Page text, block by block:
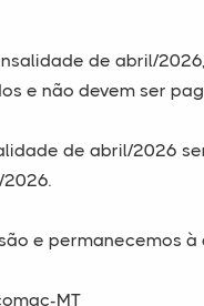
de abril/
e não devem ser
de abril/2026
e permanecemos
MT